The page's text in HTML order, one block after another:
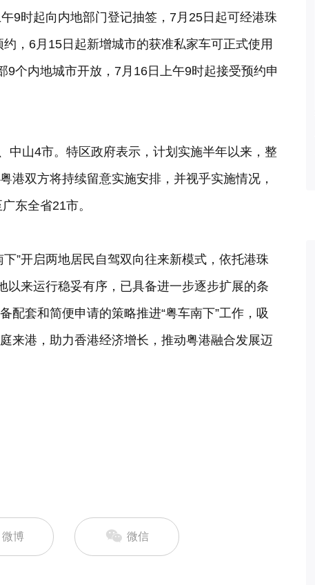
9时起向内地部门登记抽签，7月25日起可经港珠
，6月15日起新增城市的获准私家车可正式使用
9个内地城市开放，7月16日上午9时起接受预约申
中山4市。特区政府表示，计划实施半年以来，整
港双方将持续留意实施安排，并视乎实施情况，
东全省21市。
”开启两地居民自驾双向往来新模式，依托港珠
以来运行稳妥有序，已具备进一步逐步扩展的条
配套和简便申请的策略推进“粤车南下”工作，吸
来港，助力香港经济增长，推动粤港融合发展迈
微博 微信